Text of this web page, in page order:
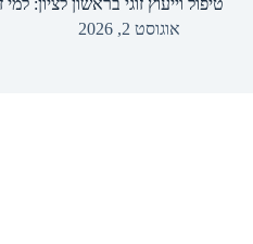
אוגוסט 2, 2026